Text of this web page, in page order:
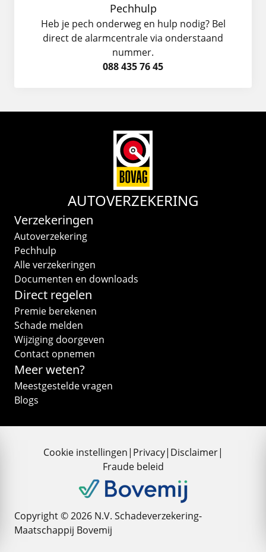
Pechhulp
Heb je pech onderweg en hulp nodig? Bel
direct de alarmcentrale via onderstaand
nummer.
088 435 76 45
AUTOVERZEKERING
Verzekeringen
Autoverzekering
Pechhulp
Alle verzekeringen
Documenten en downloads
Direct regelen
Premie berekenen
Schade melden
Wijziging doorgeven
Contact opnemen
Meer weten?
Meestgestelde vragen
Blogs
Cookie instellingen| Privacy| Disclaimer|
Fraude beleid
Copyright © 2026 N.V. Schadeverzekering-
Maatschappij Bovemij